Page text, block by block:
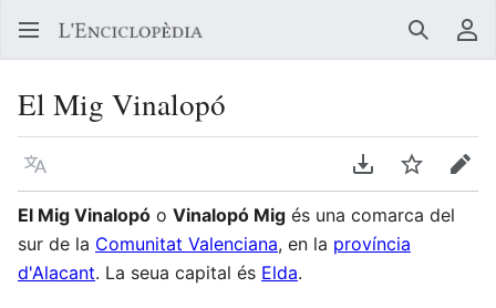
Buscar
El Mig Vinalopó
Llegir en un atre idioma Descarregar en
Vigilar
El Mig Vinalopó o Vinalopó Mig és una comarca del
sur de la Comunitat Valenciana, en la província
d'Alacant. La seua capital és Elda.